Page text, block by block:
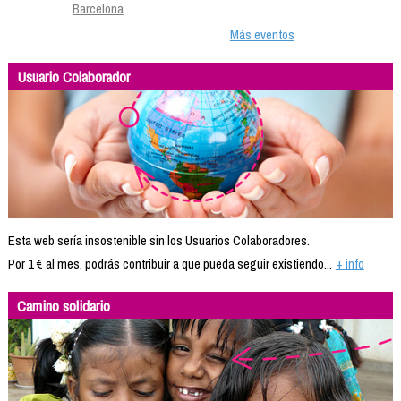
Barcelona
Más eventos
Usuario Colaborador
Esta web sería insostenible sin los Usuarios Colaboradores.
Por 1 € al mes, podrás contribuir a que pueda seguir existiendo... + info
Camino solidario